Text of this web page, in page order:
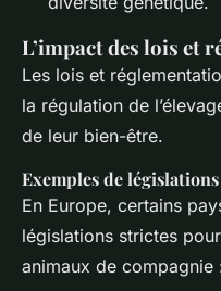
L’impact des lois et
Les lois et
la régulation de
de leur bien-être.
Exemples de
En Europe, certains
législations strictes
animaux de compagnie